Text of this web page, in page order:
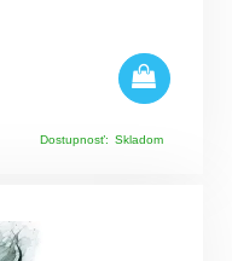
Dostupnosť: Skladom